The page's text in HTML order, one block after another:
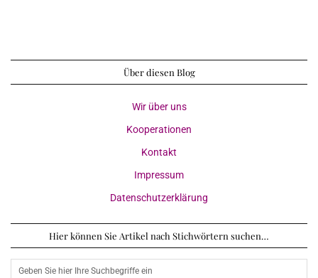
Über diesen Blog
Wir über uns
Kooperationen
Kontakt
Impressum
Datenschutzerklärung
Hier können Sie Artikel nach Stichwörtern suchen…